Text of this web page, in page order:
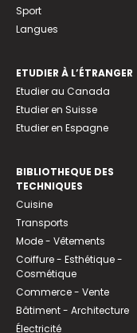
Sport
Langues
ETUDIER À L’ÉTRANGER
Etudier au Canada
Etudier en Suisse
Etudier en Espagne
BIBLIOTHEQUE DES
TECHNIQUES
Cuisine
Transports
Mode - Vêtements
Coiffure - Esthétique -
Cosmétique
Commerce - Vente
Bâtiment - Architecture
Électricité